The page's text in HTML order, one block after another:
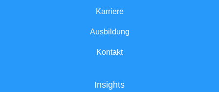
Karriere
Ausbildung
Kontakt
Insights